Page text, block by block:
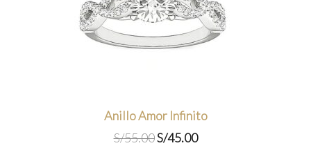
Anillo Amor Infinito
S/55.00El
S/45.00El